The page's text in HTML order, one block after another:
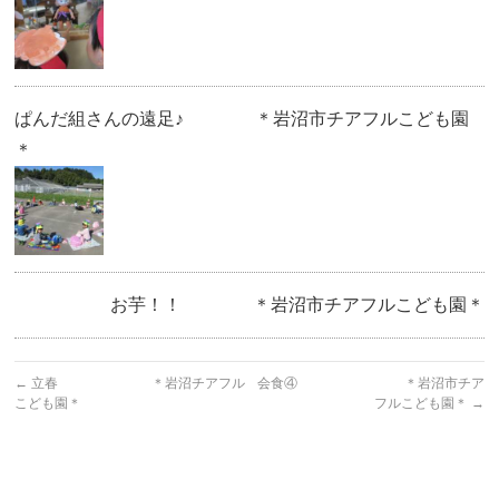
ぱんだ組さんの遠足♪ ＊岩沼市チアフルこども園
＊
お芋！！ ＊岩沼市チアフルこども園＊
← 立春 ＊岩沼チアフル
こども園＊
会食④ ＊岩沼市チア
フルこども園＊
→